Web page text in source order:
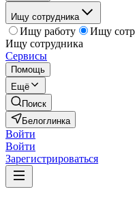
Ищу сотрудника
Ищу работу
Ищу
Ищу сотрудника
Сервисы
Помощь
Ещё
Поиск
Белоглинка
Войти
Войти
Зарегистрироваться